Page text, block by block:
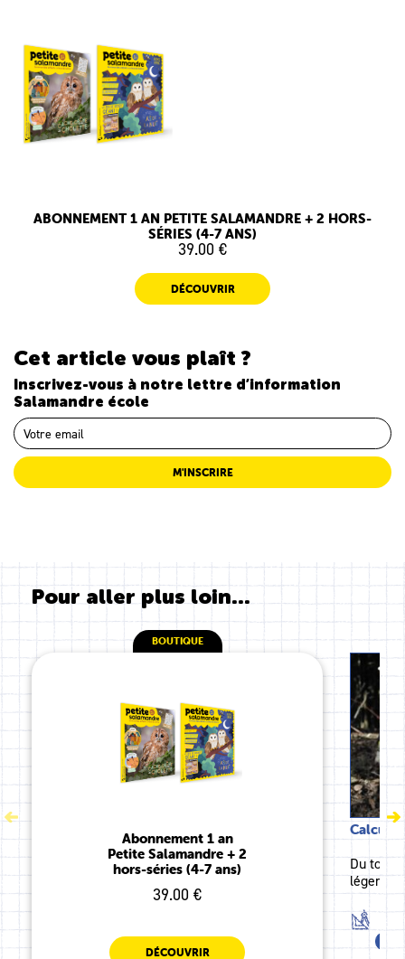
ABONNEMENT 1 AN PETITE SALAMANDRE + 2 HORS-
SÉRIES (4-7 ANS)
39.00 €
DÉCOUVRIR
Cet article vous plaît ?
Inscrivez-vous à notre lettre d’information
Salamandre école
M'INSCRIRE
Pour aller plus loin...
BOUTIQUE
Abonnement 1 an
Petite Salamandre + 2
hors-séries (4-7 ans)
39.00 €
DÉCOUVRIR
Calculer
Du tout
léger à